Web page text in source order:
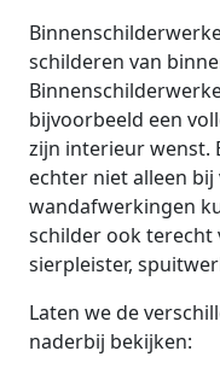
schilderen van
bijvoorbeeld een
zijn interieur wenst.
echter niet alleen
wandafwerkingen
schilder ook terecht
sierpleister,
Laten we de
naderbij bekijken: